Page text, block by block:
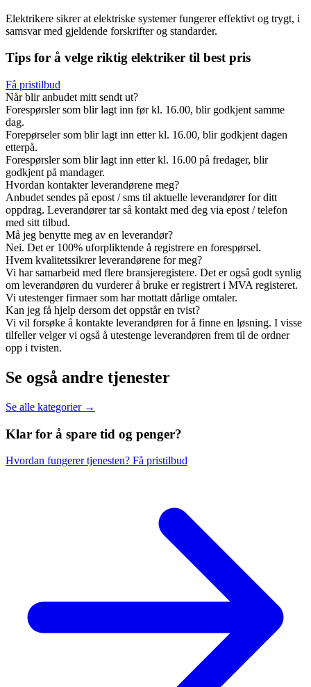
Elektrikere sikrer at elektriske systemer fungerer effektivt og trygt, i
samsvar med gjeldende forskrifter og standarder.
Tips for å velge riktig elektriker til best pris
Få pristilbud
Når blir anbudet mitt sendt ut?
Forespørsler som blir lagt inn før kl. 16.00, blir godkjent samme
dag.
Forepørseler som blir lagt inn etter kl. 16.00, blir godkjent dagen
etterpå.
Forespørsler som blir lagt inn etter kl. 16.00 på fredager, blir
godkjent på mandager.
Hvordan kontakter leverandørene meg?
Anbudet sendes på epost / sms til aktuelle leverandører for ditt
oppdrag. Leverandører tar så kontakt med deg via epost / telefon
med sitt tilbud.
Må jeg benytte meg av en leverandør?
Nei. Det er 100% uforpliktende å registrere en forespørsel.
Hvem kvalitetssikrer leverandørene for meg?
Vi har samarbeid med flere bransjeregistere. Det er også godt synlig
om leverandøren du vurderer å bruke er registrert i MVA registeret.
Vi utestenger firmaer som har mottatt dårlige omtaler.
Kan jeg få hjelp dersom det oppstår en tvist?
Vi vil forsøke å kontakte leverandøren for å finne en løsning. I visse
tilfeller velger vi også å utestenge leverandøren frem til de ordner
opp i tvisten.
Se også andre tjenester
Se alle kategorier →
Klar for å spare tid og penger?
Hvordan fungerer tjenesten? Få pristilbud